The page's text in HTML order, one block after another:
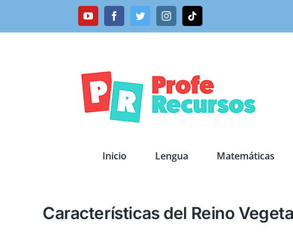
YouTubeFacebookTwitterInstagramTiktok
Inicio Lengua Matemáticas
Características del Reino